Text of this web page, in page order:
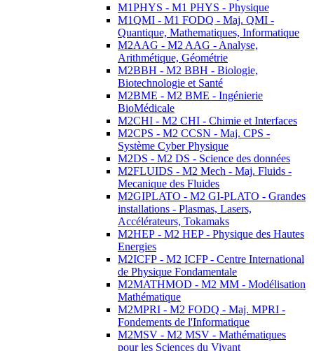
M1PHYS - M1 PHYS - Physique
M1QMI - M1 FODQ - Maj. QMI -
Quantique, Mathematiques, Informatique
M2AAG - M2 AAG - Analyse,
Arithmétique, Géométrie
M2BBH - M2 BBH - Biologie,
Biotechnologie et Santé
M2BME - M2 BME - Ingénierie
BioMédicale
M2CHI - M2 CHI - Chimie et Interfaces
M2CPS - M2 CCSN - Maj. CPS -
Système Cyber Physique
M2DS - M2 DS - Science des données
M2FLUIDS - M2 Mech - Maj. Fluids -
Mecanique des Fluides
M2GIPLATO - M2 GI-PLATO - Grandes
installations - Plasmas, Lasers,
Accélérateurs, Tokamaks
M2HEP - M2 HEP - Physique des Hautes
Energies
M2ICFP - M2 ICFP - Centre International
de Physique Fondamentale
M2MATHMOD - M2 MM - Modélisation
Mathématique
M2MPRI - M2 FODQ - Maj. MPRI -
Fondements de l'Informatique
M2MSV - M2 MSV - Mathématiques
pour les Sciences du Vivant